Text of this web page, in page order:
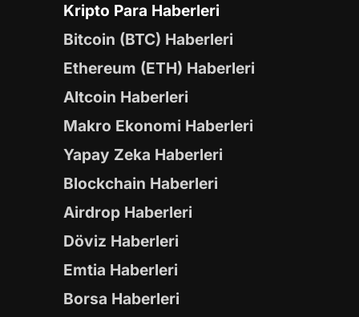
Kripto Para Haberleri
Bitcoin (BTC) Haberleri
Ethereum (ETH) Haberleri
Altcoin Haberleri
Makro Ekonomi Haberleri
Yapay Zeka Haberleri
Blockchain Haberleri
Airdrop Haberleri
Döviz Haberleri
Emtia Haberleri
Borsa Haberleri